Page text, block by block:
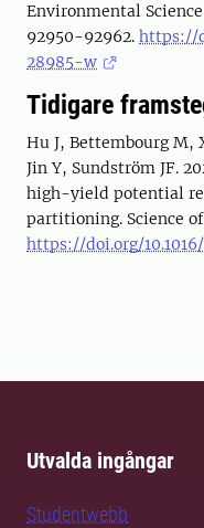
Environmental
92950-92962. https://
28985-w
Tidigare
Hu J, Bettembourg M,
Jin Y, Sundström JF.
high-yield potential
partitioning. Science
https://doi.org/
Utvalda ingångar
Studentwebb